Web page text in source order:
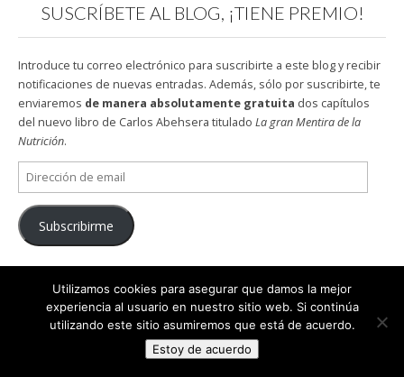
SUSCRÍBETE AL BLOG, ¡TIENE PREMIO!
Introduce tu correo electrónico para suscribirte a este blog y recibir
notificaciones de nuevas entradas. Además, sólo por suscribirte, te
enviaremos de manera absolutamente gratuita dos capítulos
del nuevo libro de Carlos Abehsera titulado La gran Mentira de la
Nutrición.
Dirección
de
email
Subscribirme
SÍGUEME EN LAS REDES SOCIALES
Utilizamos cookies para asegurar que damos la mejor
experiencia al usuario en nuestro sitio web. Si continúa
utilizando este sitio asumiremos que está de acuerdo.
Estoy de acuerdo